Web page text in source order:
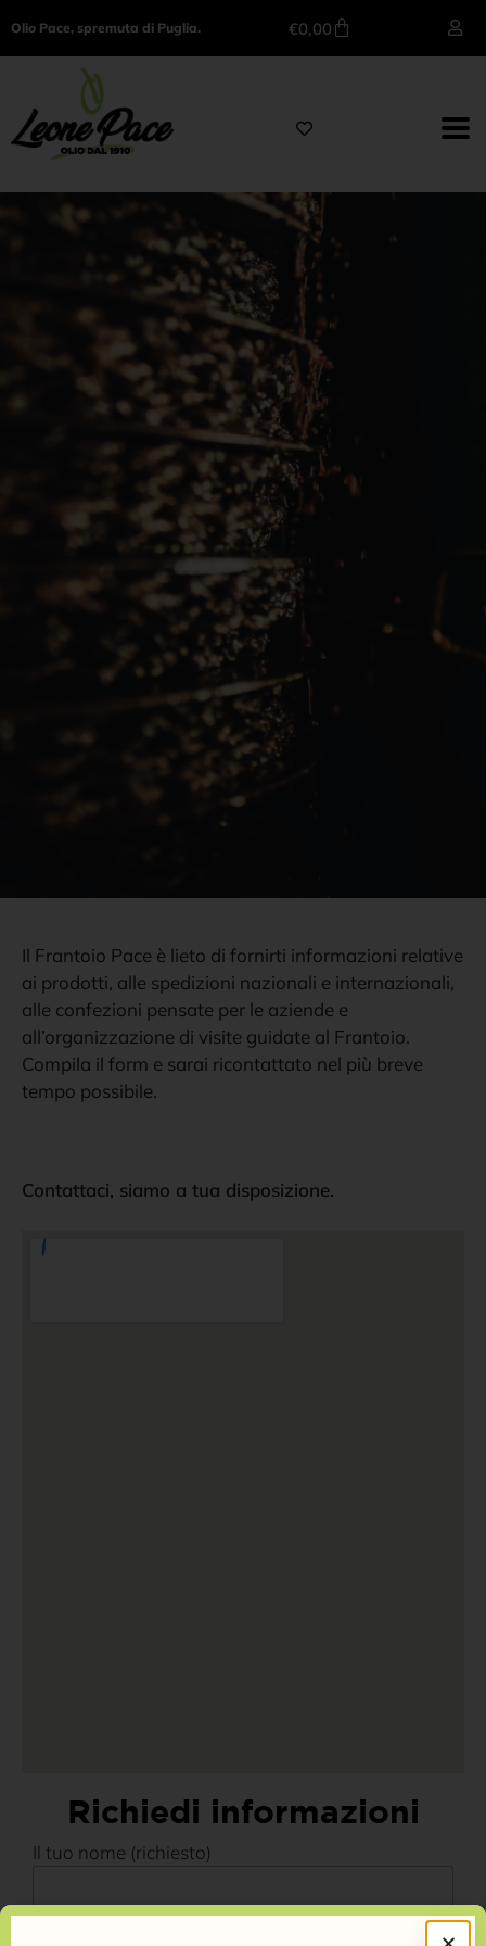
Olio Pace, spremuta di Puglia. €0,00
Contatti
Tutte le informazioni e i nostri
recapiti
Il Frantoio Pace è lieto di fornirti informazioni relative
ai prodotti, alle spedizioni nazionali e internazionali,
alle confezioni pensate per le aziende e
all’organizzazione di visite guidate al Frantoio.
Compila il form e sarai ricontattato nel più breve
tempo possibile.
Contattaci, siamo a tua disposizione.
Richiedi informazioni
Il tuo nome (richiesto)